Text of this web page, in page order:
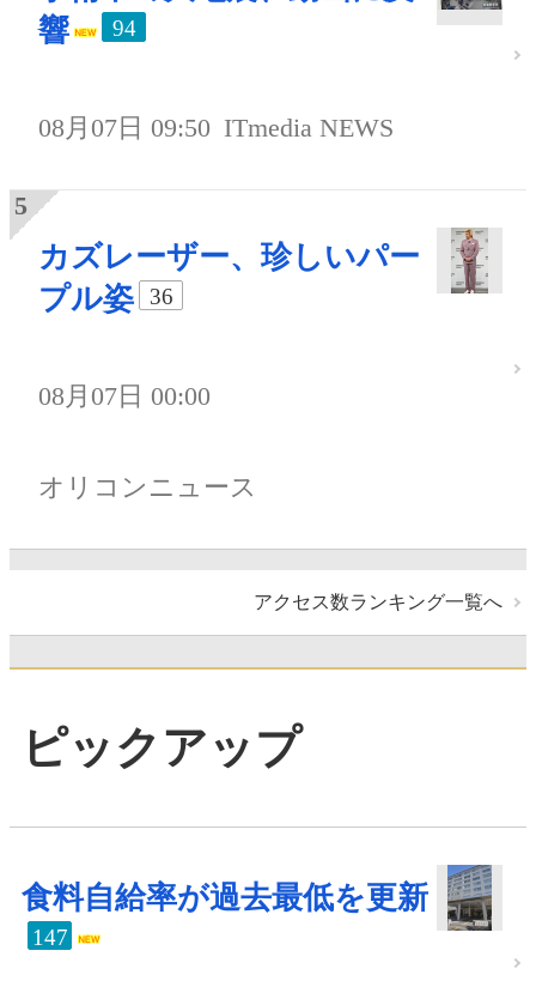
響
94
08月07日 09:50 ITmedia NEWS
カズレーザー、珍しいパー
プル姿
36
08月07日 00:00
オリコンニュース
アクセス数ランキング一覧へ
ピックアップ
食料自給率が過去最低を更新
147